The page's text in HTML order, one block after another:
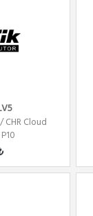
CHR Cloud